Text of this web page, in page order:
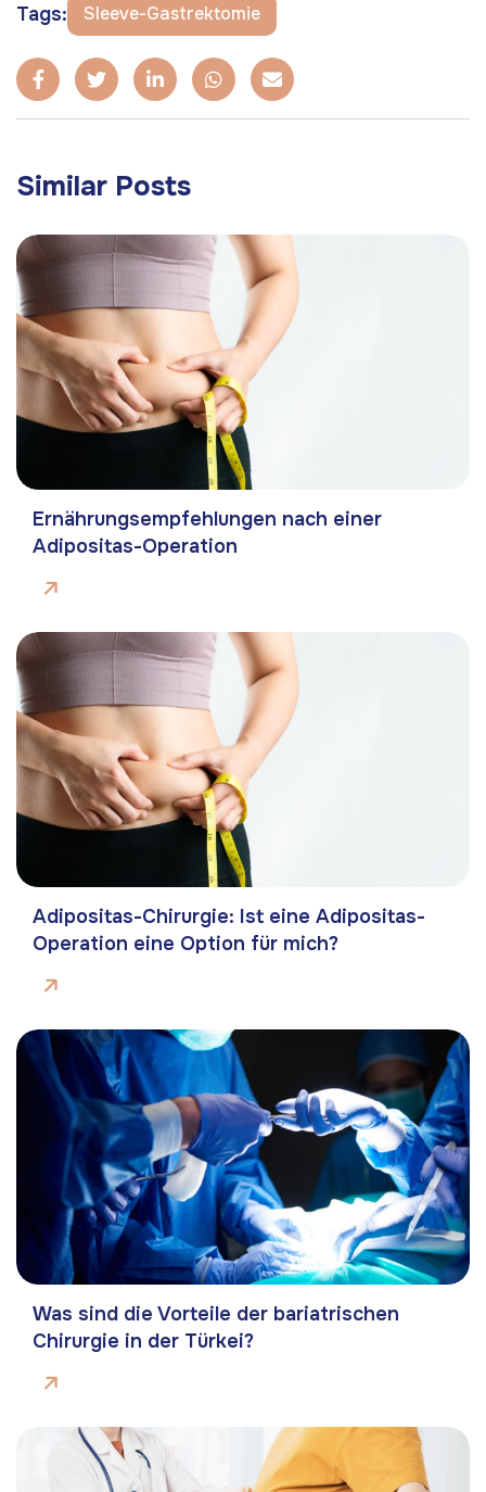
Tags: Sleeve-Gastrektomie
Similar Posts
Ernährungsempfehlungen nach einer
Adipositas-Operation
Adipositas-Chirurgie: Ist eine Adipositas-
Operation eine Option für mich?
Was sind die Vorteile der bariatrischen
Chirurgie in der Türkei?